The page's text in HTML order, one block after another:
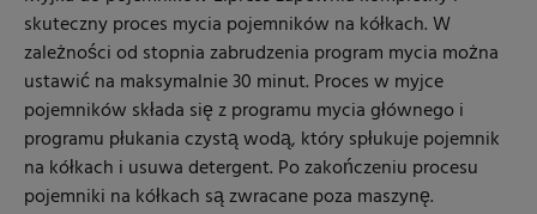
skuteczny proces mycia pojemników na kółkach. W
zależności od stopnia zabrudzenia program mycia można
ustawić na maksymalnie 30 minut. Proces w myjce
pojemników składa się z programu mycia głównego i
programu płukania czystą wodą, który spłukuje pojemnik
na kółkach i usuwa detergent. Po zakończeniu procesu
pojemniki na kółkach są zwracane poza maszynę.